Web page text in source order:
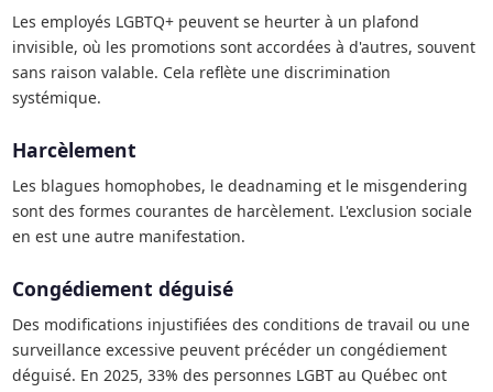
Les employés LGBTQ+ peuvent se heurter à un plafond
invisible, où les promotions sont accordées à d'autres, souvent
sans raison valable. Cela reflète une discrimination
systémique.
Harcèlement
Les blagues homophobes, le deadnaming et le misgendering
sont des formes courantes de harcèlement. L'exclusion sociale
en est une autre manifestation.
Congédiement déguisé
Des modifications injustifiées des conditions de travail ou une
surveillance excessive peuvent précéder un congédiement
déguisé. En 2025, 33% des personnes LGBT au Québec ont